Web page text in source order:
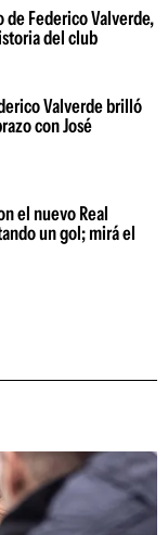
de Federico Valverde,
del club
Valverde brilló
con José
el nuevo Real
un gol; mirá el